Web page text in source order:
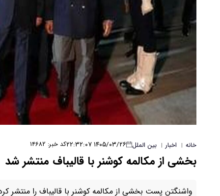
خانه | اخبار | بین الملل ۱۴۰۵/۰۳/۲۶ ۲۲:۳۲:۰۷ کد خبر: ۱۴۶۸۲
بخشی از مکالمه کوشنر با قالیباف منتشر شد
واشنگتن پست بخشی از مکالمه کوشنر با قالیباف را منتشر